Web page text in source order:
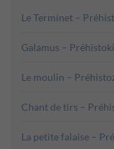
Le Terminet –
Galamus –
Le moulin –
Chant de tirs –
La petite falaise –